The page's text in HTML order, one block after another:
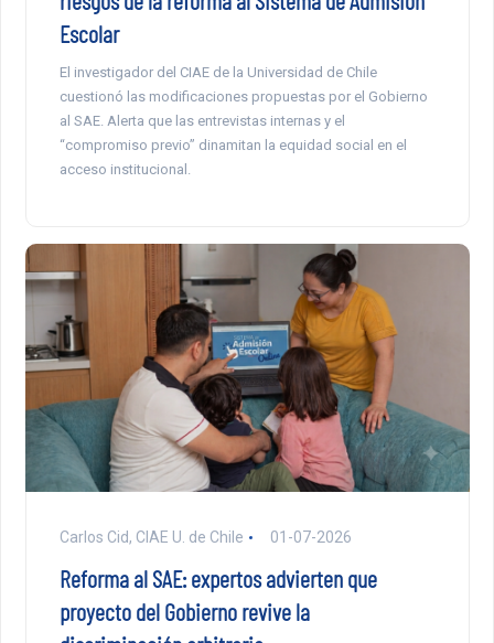
Escolar
El investigador del CIAE de la Universidad de Chile
cuestionó las modificaciones propuestas por el Gobierno
al SAE. Alerta que las entrevistas internas y el
“compromiso previo” dinamitan la equidad social en el
acceso institucional.
Carlos Cid, CIAE U. de Chile 01-07-2026
Reforma al SAE: expertos advierten que
proyecto del Gobierno revive la